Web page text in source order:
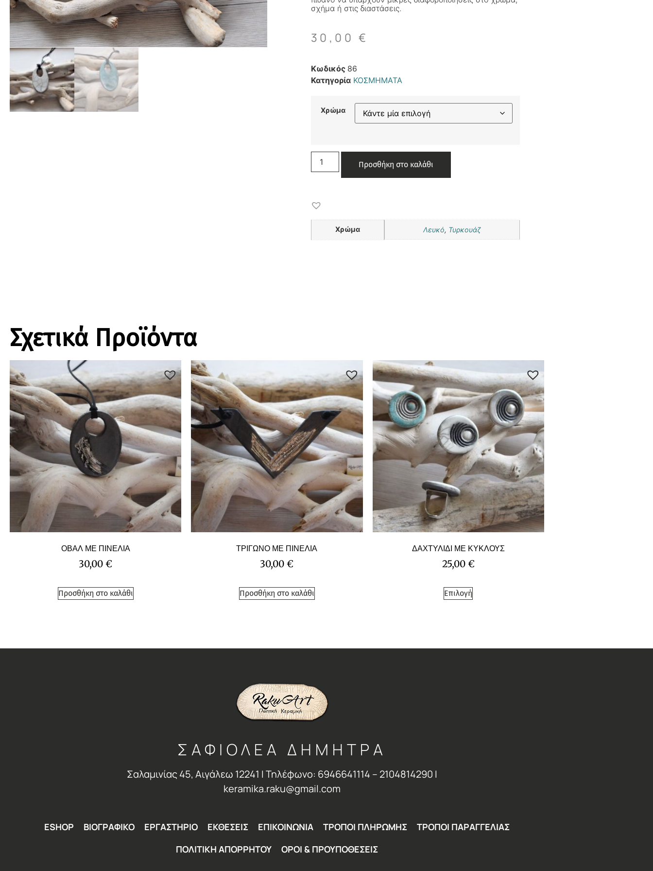
σχήμα ή στις διαστάσεις.
30,00€
Κωδικός 86
Κατηγορία ΚΟΣΜΗΜΑΤΑ
Χρώμα
Προσθήκη στο καλάθι
Χρώμα Λευκό, Τυρκουάζ
Σχετικά Προϊόντα
ΟΒΑΛ ΜΕ ΠΙΝΕΛΙΑ
30,00€
Προσθήκη στο καλάθι
ΤΡΙΓΩΝΟ ΜΕ ΠΙΝΕΛΙΑ
30,00€
Προσθήκη στο καλάθι
ΔΑΧΤΥΛΙΔΙ ΜΕ ΚΥΚΛΟΥΣ
25,00 €
Επιλογή
ΣΑΦΙΟΛΕΑ ΔΗΜΗΤΡΑ
Σαλαμινίας 45, Αιγάλεω 12241 Ι Τηλέφωνο: 6946641114 – 2104814290 Ι
keramika.raku@gmail.com
ESHOP ΒΙΟΓΡΑΦΙΚΟ ΕΡΓΑΣΤΗΡΙΟ ΕΚΘΕΣΕΙΣ ΕΠΙΚΟΙΝΩΝΙΑ ΤΡΟΠΟΙ ΠΛΗΡΩΜΗΣ
ΤΡΟΠΟΙ ΠΑΡΑΓΓΕΛΙΑΣ
ΠΟΛΙΤΙΚΗ ΑΠΟΡΡΗΤΟΥ
ΟΡΟΙ & ΠΡΟΥΠΟΘΕΣΕΙΣ